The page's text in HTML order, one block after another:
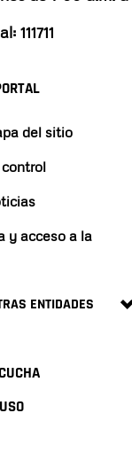
111711
del sitio
y acceso a la
ENTIDADES